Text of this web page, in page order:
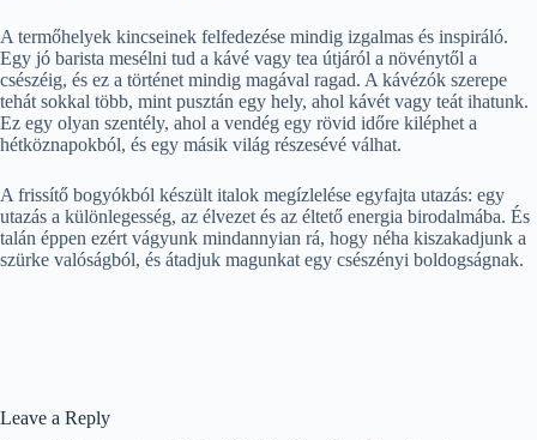
A termőhelyek kincseinek felfedezése mindig izgalmas és inspiráló.
Egy jó barista mesélni tud a kávé vagy tea útjáról a növénytől a
csészéig, és ez a történet mindig magával ragad. A kávézók szerepe
tehát sokkal több, mint pusztán egy hely, ahol kávét vagy teát ihatunk.
Ez egy olyan szentély, ahol a vendég egy rövid időre kiléphet a
hétköznapokból, és egy másik világ részesévé válhat.
A frissítő bogyókból készült italok megízlelése egyfajta utazás: egy
utazás a különlegesség, az élvezet és az éltető energia birodalmába. És
talán éppen ezért vágyunk mindannyian rá, hogy néha kiszakadjunk a
szürke valóságból, és átadjuk magunkat egy csészényi boldogságnak.
Leave a Reply